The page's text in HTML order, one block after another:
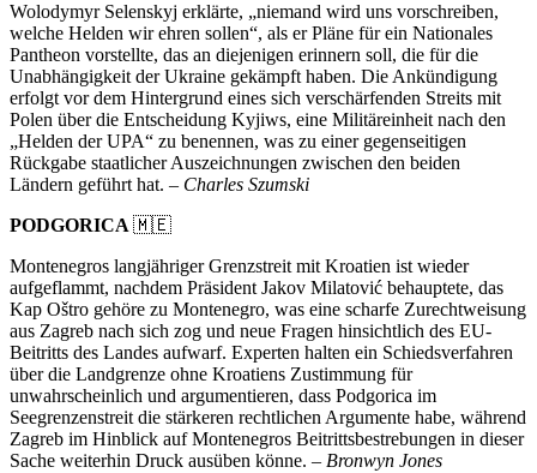
Wolodymyr Selenskyj erklärte, „niemand wird uns vorschreiben,
welche Helden wir ehren sollen“, als er Pläne für ein Nationales
Pantheon vorstellte, das an diejenigen erinnern soll, die für die
Unabhängigkeit der Ukraine gekämpft haben. Die Ankündigung
erfolgt vor dem Hintergrund eines sich verschärfenden Streits mit
Polen über die Entscheidung Kyjiws, eine Militäreinheit nach den
„Helden der UPA“ zu benennen, was zu einer gegenseitigen
Rückgabe staatlicher Auszeichnungen zwischen den beiden
Ländern geführt hat. – Charles Szumski
PODGORICA 🇲🇪
Montenegros langjähriger Grenzstreit mit Kroatien ist wieder
aufgeflammt, nachdem Präsident Jakov Milatović behauptete, das
Kap Oštro gehöre zu Montenegro, was eine scharfe Zurechtweisung
aus Zagreb nach sich zog und neue Fragen hinsichtlich des EU-
Beitritts des Landes aufwarf. Experten halten ein Schiedsverfahren
über die Landgrenze ohne Kroatiens Zustimmung für
unwahrscheinlich und argumentieren, dass Podgorica im
Seegrenzenstreit die stärkeren rechtlichen Argumente habe, während
Zagreb im Hinblick auf Montenegros Beitrittsbestrebungen in dieser
Sache weiterhin Druck ausüben könne. – Bronwyn Jones